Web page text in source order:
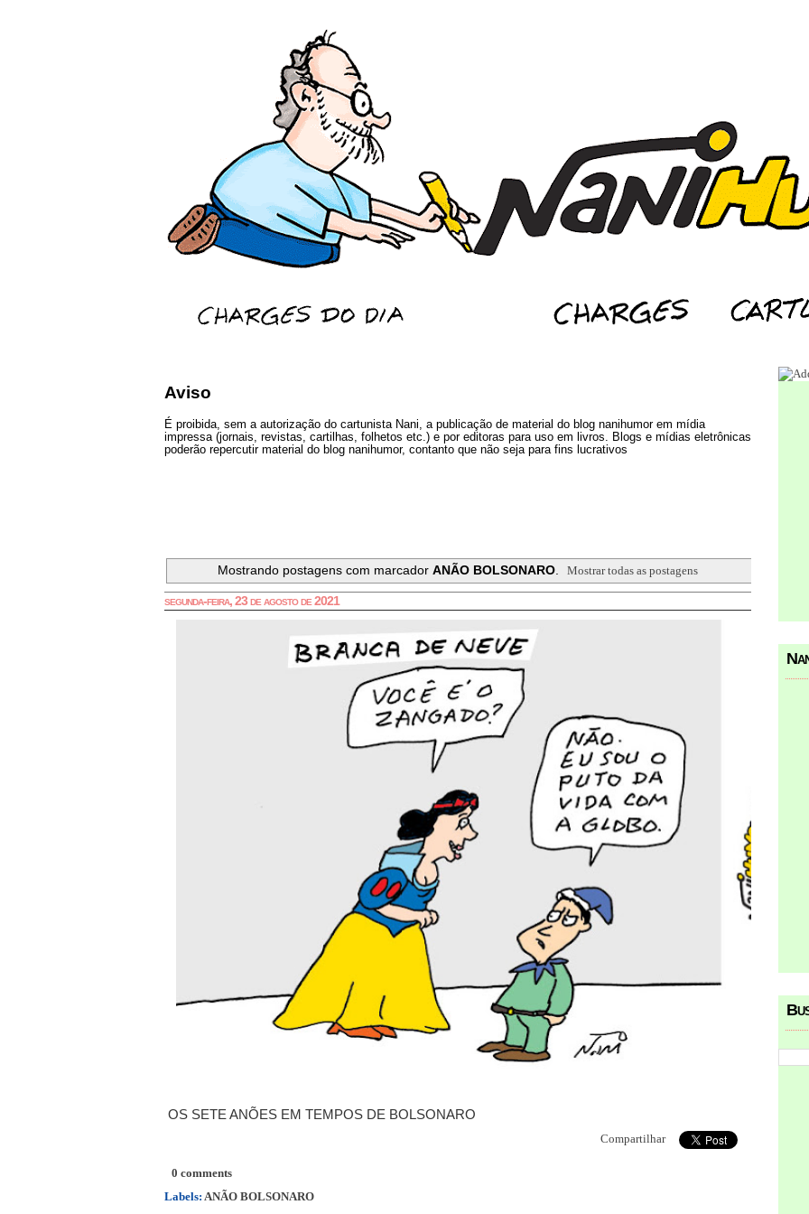
Aviso
É proibida, sem a autorização do cartunista Nani, a publicação de material do blog nanihumor em mídia
impressa (jornais, revistas, cartilhas, folhetos etc.) e por editoras para uso em livros. Blogs e mídias eletrônicas
poderão repercutir material do blog nanihumor, contanto que não seja para fins lucrativos
Mostrando postagens com marcador ANÃO BOLSONARO. Mostrar todas as postagens
segunda-feira, 23 de agosto de 2021
OS SETE ANÕES EM TEMPOS DE BOLSONARO
Compartilhar
0 comments
Labels: ANÃO BOLSONARO